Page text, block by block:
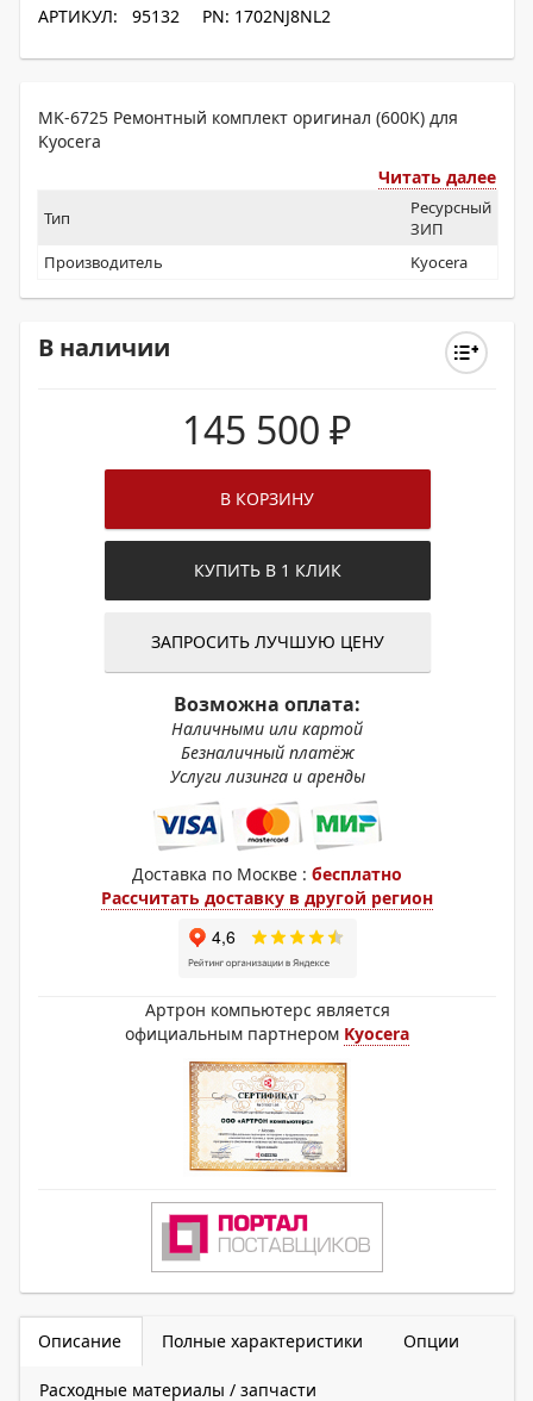
АРТИКУЛ: 95132 PN: 1702NJ8NL2
MK-6725 Ремонтный комплект оригинал (600K) для
Kyocera
Читать далее
Тип
Ресурсный
ЗИП
Производитель
Kyocera
В наличии
145 500 ₽
В КОРЗИНУ
КУПИТЬ В 1 КЛИК
ЗАПРОСИТЬ ЛУЧШУЮ ЦЕНУ
Возможна оплата:
Наличными или картой
Безналичный платёж
Услуги лизинга и аренды
Доставка по Москве : бесплатно
Рассчитать доставку в другой регион
Артрон компьютерс является
официальным партнером Kyocera
Описание Полные характеристики Опции
Расходные материалы / запчасти